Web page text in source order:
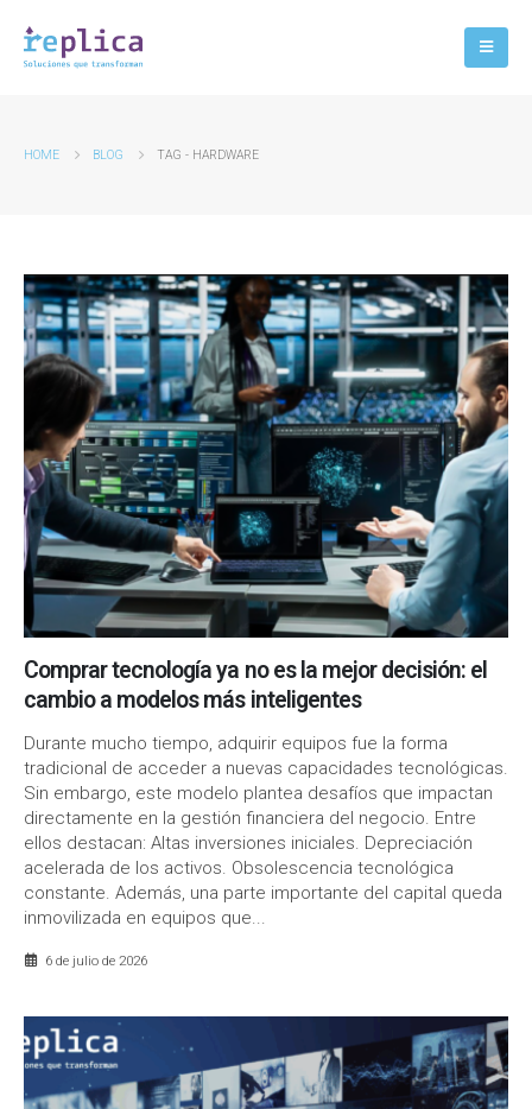
HOME BLOG TAG - HARDWARE
Comprar tecnología ya no es la mejor decisión: el
cambio a modelos más inteligentes
Durante mucho tiempo, adquirir equipos fue la forma
tradicional de acceder a nuevas capacidades tecnológicas.
Sin embargo, este modelo plantea desafíos que impactan
directamente en la gestión financiera del negocio. Entre
ellos destacan: Altas inversiones iniciales. Depreciación
acelerada de los activos. Obsolescencia tecnológica
constante. Además, una parte importante del capital queda
inmovilizada en equipos que...
6 de julio de 2026